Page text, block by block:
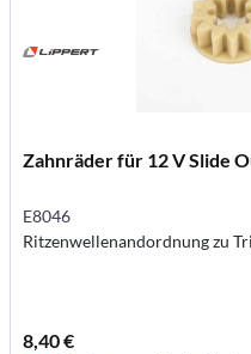
Zahnräder für 12 V Slide
E8046
Ritzenwellenandordnung zu
8,40 €